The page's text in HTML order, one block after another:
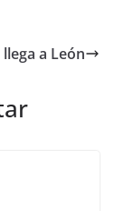
a León